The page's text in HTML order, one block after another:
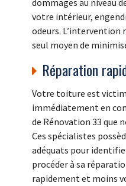
dommages au niveau
votre intérieur,
odeurs. L’intervention
seul moyen de
Réparation
Votre toiture est
immédiatement en
de Rénovation 33 que
Ces spécialistes
adéquats pour
procéder à sa
rapidement et moins